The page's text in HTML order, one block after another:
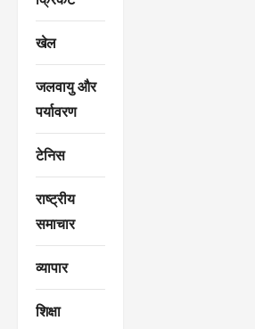
खेल
जलवायु और
पर्यावरण
टेनिस
राष्ट्रीय
समाचार
व्यापार
शिक्षा